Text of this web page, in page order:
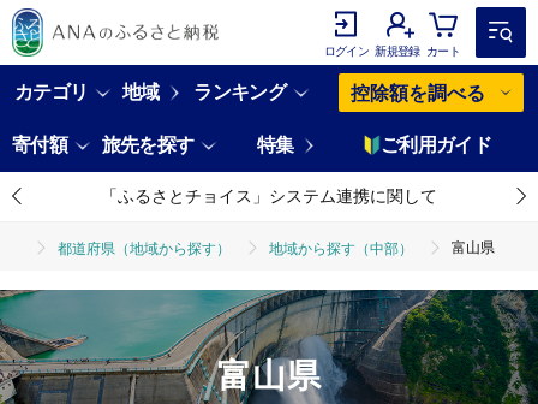
ログイン 新規登録 カート
カテゴリ 地域 ランキング 控除額を調べる
寄付額 旅先を探す 特集 ご利用ガイド
「ふるさとチョイス」システム連携に関して
都道府県（地域から探す） 地域から探す（中部） 富山県
富山県